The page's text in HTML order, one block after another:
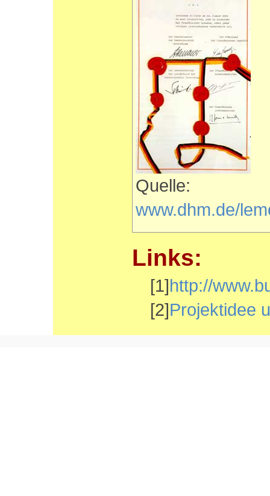
Quelle:
www.dhm.de/
Links:
[1]http://
[2]Projektidee